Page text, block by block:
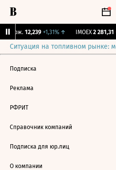
Бирж. 12,239 +1,31%↑ IMOEX 2 281,31
Ситуация на топливном рынке:
Подписка
Реклама
РФРИТ
Справочник компаний
Подписка для юр.лиц
О компании